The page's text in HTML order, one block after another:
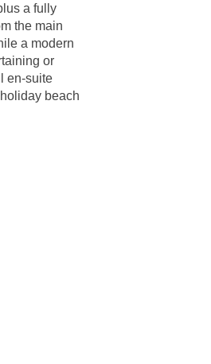
a fully
the main
a modern
or
en-suite
beach